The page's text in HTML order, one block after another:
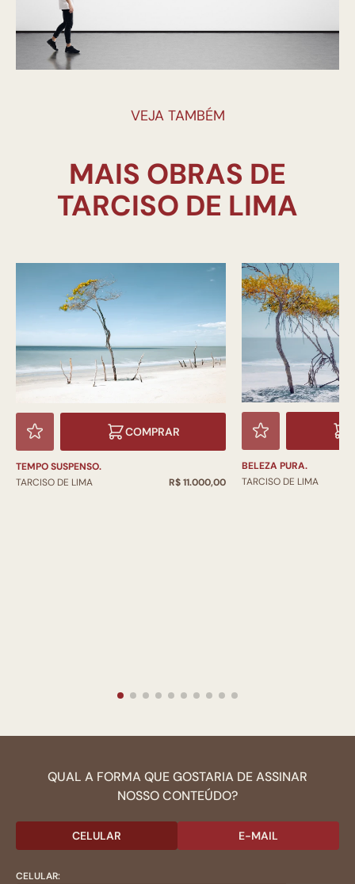
VEJA TAMBÉM
MAIS OBRAS DE
COMPRAR
TEMPO SUSPENSO.
TARCISO DE LIMA
R$ 11.000,00
BELEZA PURA.
TARCISO DE LIMA
QUAL A FORMA QUE GOSTARIA DE ASSINAR
NOSSO CONTEÚDO?
CELULAR E-MAIL
CELULAR: